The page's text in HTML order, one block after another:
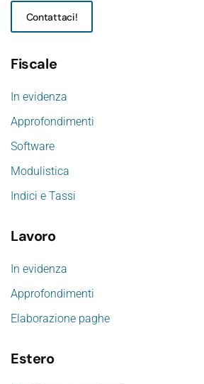
Contattaci!
Fiscale
In evidenza
Approfondimenti
Software
Modulistica
Indici e Tassi
Lavoro
In evidenza
Approfondimenti
Elaborazione paghe
Estero